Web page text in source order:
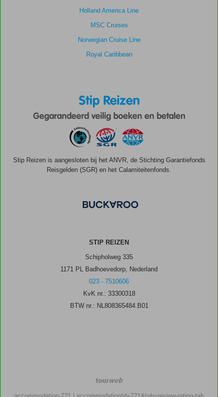
Holland America Line
MSC Cruises
Norwegian Cruise Line
Royal Caribbean
Stip Reizen
Gegarandeerd veilig boeken en betalen
Stip Reizen is aangesloten bij het ANVR, de Stichting Garantiefonds
Reisgelden (SGR) en het Calamiteitenfonds.
STIP REIZEN
Schipholweg 335
1171 PL Badhoevedorp, Nederland
023 - 7510606
KvK nr.: 33300318
BTW nr.: NL808365484.B01
TourWeb
©